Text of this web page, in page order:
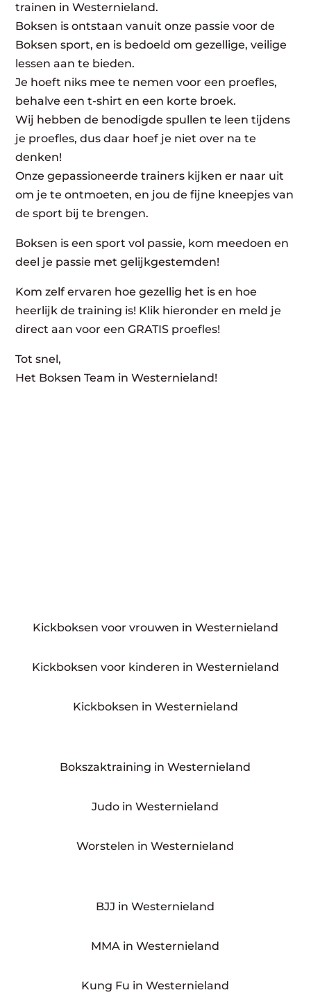
trainen in Westernieland.
Boksen is ontstaan vanuit onze passie voor de
Boksen sport, en is bedoeld om gezellige, veilige
lessen aan te bieden.
Je hoeft niks mee te nemen voor een proefles,
behalve een t-shirt en een korte broek.
Wij hebben de benodigde spullen te leen tijdens
je proefles, dus daar hoef je niet over na te
denken!
Onze gepassioneerde trainers kijken er naar uit
om je te ontmoeten, en jou de fijne kneepjes van
de sport bij te brengen.
Boksen is een sport vol passie, kom meedoen en
deel je passie met gelijkgestemden!
Kom zelf ervaren hoe gezellig het is en hoe
heerlijk de training is! Klik hieronder en meld je
direct aan voor een GRATIS proefles!
Tot snel,
Het Boksen Team in Westernieland!
Kickboksen voor vrouwen in Westernieland
Kickboksen voor kinderen in Westernieland
Kickboksen in Westernieland
Bokszaktraining in Westernieland
Judo in Westernieland
Worstelen in Westernieland
BJJ in Westernieland
MMA in Westernieland
Kung Fu in Westernieland